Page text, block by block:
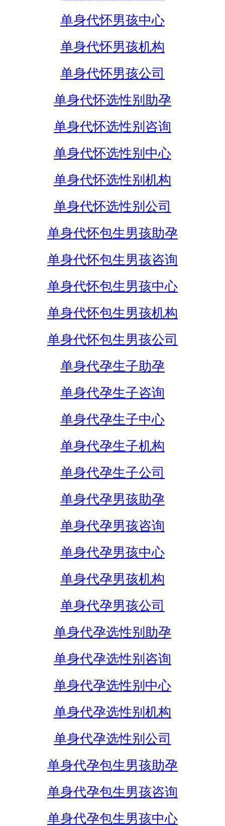
单身代怀男孩中心
单身代怀男孩机构
单身代怀男孩公司
单身代怀选性别助孕
单身代怀选性别咨询
单身代怀选性别中心
单身代怀选性别机构
单身代怀选性别公司
单身代怀包生男孩助孕
单身代怀包生男孩咨询
单身代怀包生男孩中心
单身代怀包生男孩机构
单身代怀包生男孩公司
单身代孕生子助孕
单身代孕生子咨询
单身代孕生子中心
单身代孕生子机构
单身代孕生子公司
单身代孕男孩助孕
单身代孕男孩咨询
单身代孕男孩中心
单身代孕男孩机构
单身代孕男孩公司
单身代孕选性别助孕
单身代孕选性别咨询
单身代孕选性别中心
单身代孕选性别机构
单身代孕选性别公司
单身代孕包生男孩助孕
单身代孕包生男孩咨询
单身代孕包生男孩中心